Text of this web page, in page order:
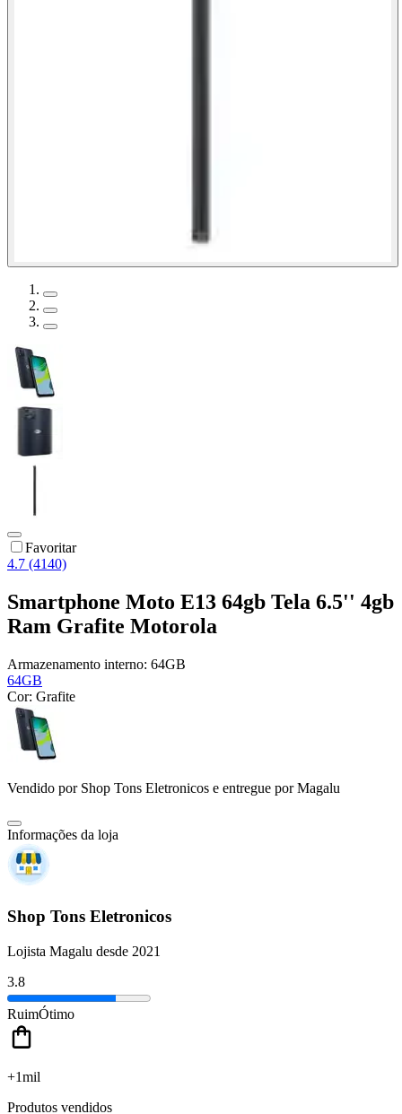
Favoritar
4.7 (4140)
Smartphone Moto E13 64gb Tela 6.5'' 4gb
Ram Grafite Motorola
Armazenamento interno: 64GB
64GB
Cor: Grafite
Vendido por Shop Tons Eletronicos e entregue por Magalu
Informações da loja
Shop Tons Eletronicos
Lojista Magalu desde 2021
3.8
RuimÓtimo
+1mil
Produtos vendidos